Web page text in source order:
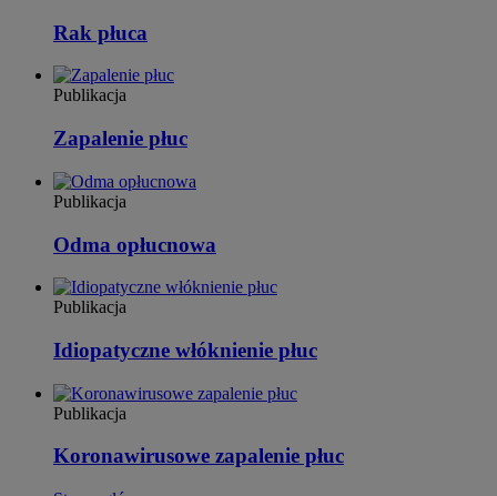
Rak płuca
Publikacja
Zapalenie płuc
Publikacja
Odma opłucnowa
Publikacja
Idiopatyczne włóknienie płuc
Publikacja
Koronawirusowe zapalenie płuc